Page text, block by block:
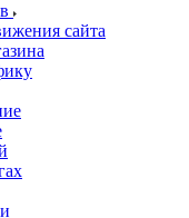
сайта